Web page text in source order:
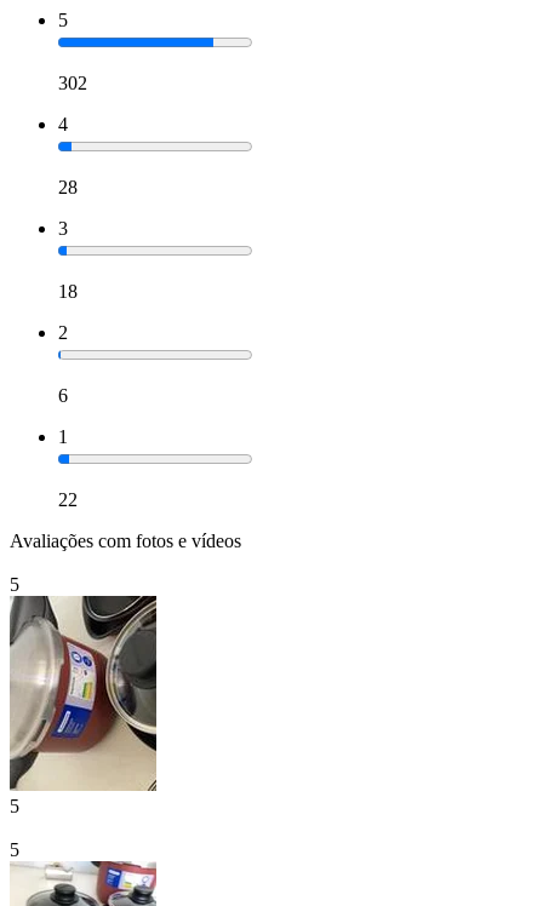
5
302
4
28
3
18
2
6
1
22
Avaliações com fotos e vídeos
5
5
5